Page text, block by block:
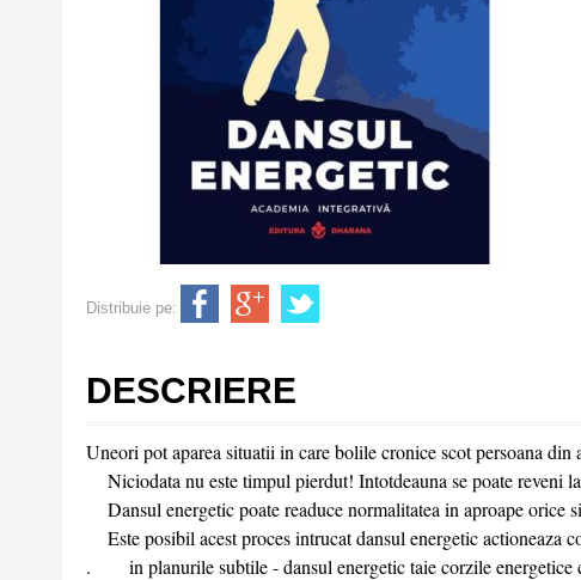
Distribuie pe:
DESCRIERE
Uneori pot aparea situatii in care bolile cronice scot persoana
Niciodata nu este timpul pierdut! Intotdeauna se poate reveni
Dansul energetic poate readuce normalitatea in aproape orice
Este posibil acest proces intrucat dansul energetic actioneaza
. in planurile subtile - dansul energetic taie corzile energetice